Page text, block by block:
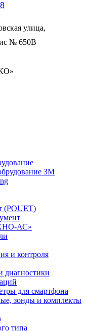
улица,
№ 650В
3М
(POUET)
АС»
и контроля
диагностики
для смартфона
зонды и комплекты
типа